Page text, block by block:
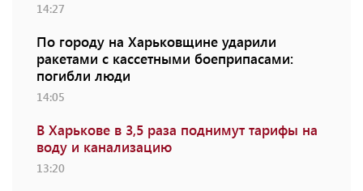
14:27
По городу на Харьковщине ударили
ракетами с кассетными боеприпасами:
погибли люди
14:05
В Харькове в 3,5 раза поднимут тарифы на
воду и канализацию
13:20